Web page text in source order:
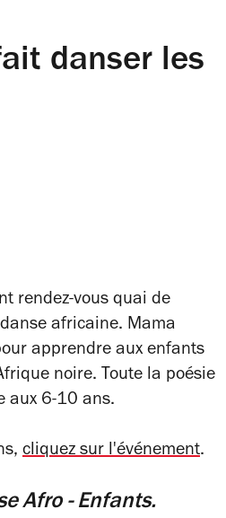
danser les
rendez-vous quai de
africaine. Mama
apprendre aux enfants
noire. Toute la poésie
aux 6-10 ans.
cliquez sur l'événement.
Afro - Enfants.